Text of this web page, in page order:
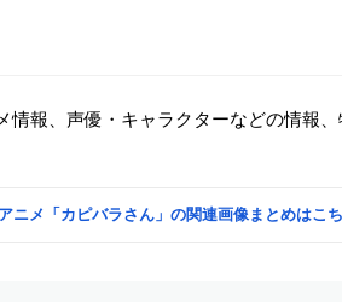
情報、声優・キャラクターなどの情報
アニメ「カピバラさん」の関連画像まとめはこ